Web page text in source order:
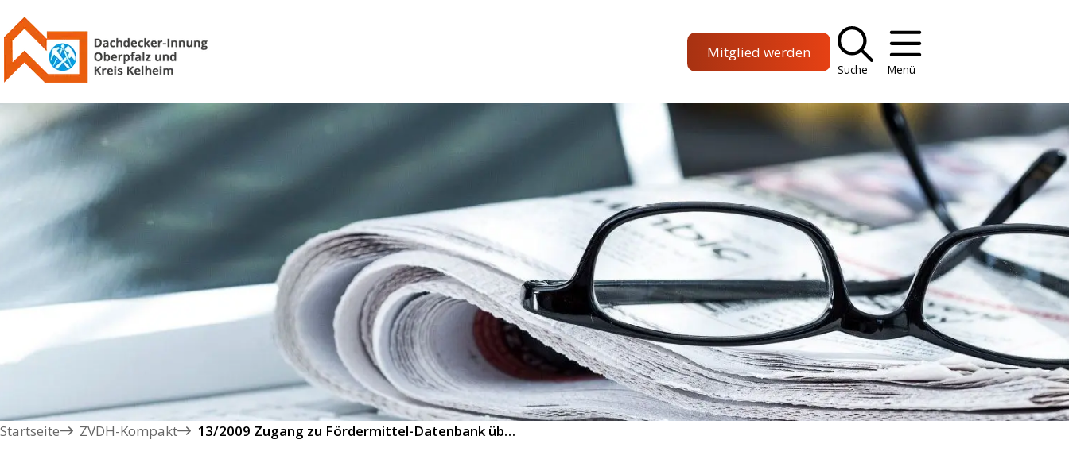
Mitglied werden
Suche Menü
Startseite ZVDH-Kompakt 13/2009 Zugang zu Fördermittel-Datenbank über ZVDH-Homepage